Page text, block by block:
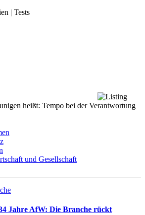
| Tests
heißt: Tempo bei der Verantwortung
und Gesellschaft
Jahre AfW: Die Branche rückt